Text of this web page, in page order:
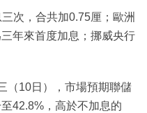
次，合共加0.75厘；歐洲
年來首度加息；挪威央行
（10日），市場預期聯儲
42.8%，高於不加息的